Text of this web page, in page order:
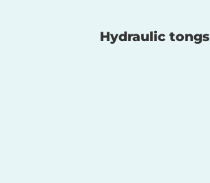
Hydraulic tongs